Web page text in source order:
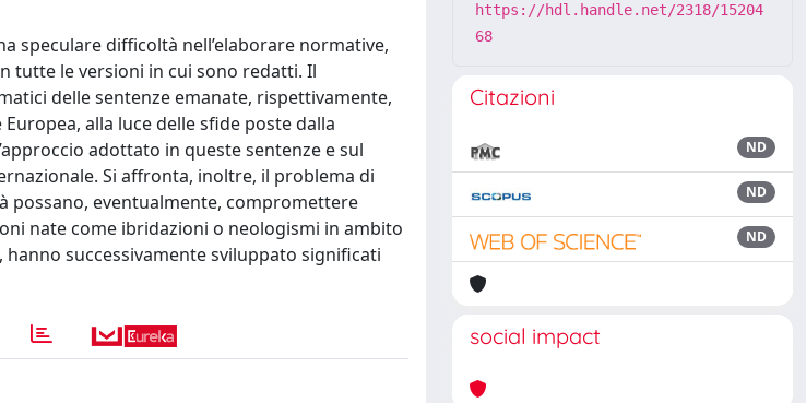
speculare difficoltà nell’elaborare normative,
tutte le versioni in cui sono redatti. Il
delle sentenze emanate, rispettivamente,
alla luce delle sfide poste dalla
adottato in queste sentenze e sul
Si affronta, inoltre, il problema di
possano, eventualmente, compromettere
nate come ibridazioni o neologismi in ambito
successivamente sviluppato significati
https://hdl.handle.net/2318/15204
68
Citazioni
ND
ND
ND
social impact